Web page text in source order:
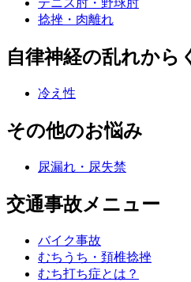
テニス肘・野球肘
捻挫・肉離れ
自律神経の乱れから
冷え性
その他のお悩み
尿漏れ・尿失禁
交通事故メニュー
バイク事故
むちうち・頚椎捻挫
むち打ち症とは？